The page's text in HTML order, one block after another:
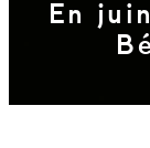
En